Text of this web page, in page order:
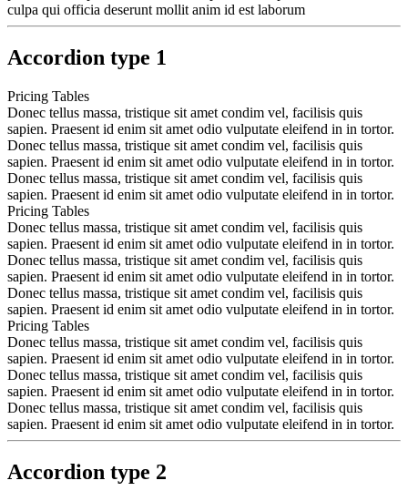
culpa qui officia deserunt mollit anim id est laborum
Accordion type 1
Pricing Tables
Donec tellus massa, tristique sit amet condim vel, facilisis quis
sapien. Praesent id enim sit amet odio vulputate eleifend in in tortor.
Donec tellus massa, tristique sit amet condim vel, facilisis quis
sapien. Praesent id enim sit amet odio vulputate eleifend in in tortor.
Donec tellus massa, tristique sit amet condim vel, facilisis quis
sapien. Praesent id enim sit amet odio vulputate eleifend in in tortor.
Pricing Tables
Donec tellus massa, tristique sit amet condim vel, facilisis quis
sapien. Praesent id enim sit amet odio vulputate eleifend in in tortor.
Donec tellus massa, tristique sit amet condim vel, facilisis quis
sapien. Praesent id enim sit amet odio vulputate eleifend in in tortor.
Donec tellus massa, tristique sit amet condim vel, facilisis quis
sapien. Praesent id enim sit amet odio vulputate eleifend in in tortor.
Pricing Tables
Donec tellus massa, tristique sit amet condim vel, facilisis quis
sapien. Praesent id enim sit amet odio vulputate eleifend in in tortor.
Donec tellus massa, tristique sit amet condim vel, facilisis quis
sapien. Praesent id enim sit amet odio vulputate eleifend in in tortor.
Donec tellus massa, tristique sit amet condim vel, facilisis quis
sapien. Praesent id enim sit amet odio vulputate eleifend in in tortor.
Accordion type 2